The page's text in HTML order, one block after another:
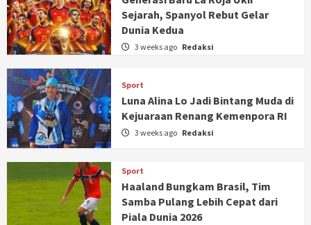
Sejarah, Spanyol Rebut Gelar
Dunia Kedua
3 weeks ago Redaksi
Sport
Luna Alina Lo Jadi Bintang Muda di
Kejuaraan Renang Kemenpora RI
3 weeks ago Redaksi
Sport
Haaland Bungkam Brasil, Tim
Samba Pulang Lebih Cepat dari
Piala Dunia 2026